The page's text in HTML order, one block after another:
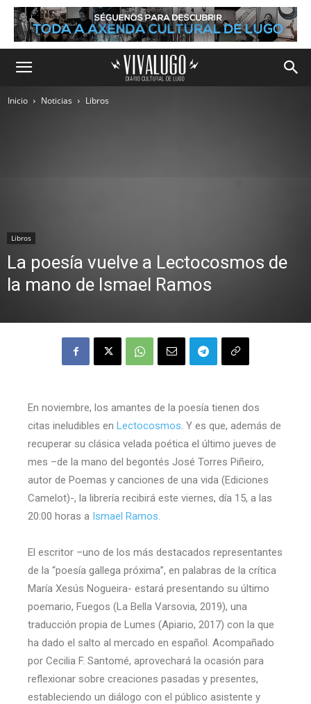
Inicio Noticias Libros
Libros
La poesía vuelve a Lectocosmos de
la mano de Ismael Ramos
En noviembre, los amantes de la poesía tienen dos
citas ineludibles en Lectocosmos. Y es que, además de
recuperar su clásica velada poética el último jueves de
mes –de la mano del begontés José Torres Piñeiro,
autor de Poemas y canciones de una vida (Ediciones
Camelot)-, la librería recibirá este viernes, día 15, a las
20:00 horas a Ismael Ramos.
El escritor –uno de los más destacados representantes
de la “poesía gallega próxima”, en palabras de la crítica
María Xesús Nogueira- estará presentando su último
poemario, Fuegos (La Bella Varsovia, 2019), una
traducción propia de Lumes (Apiario, 2017) con la que
ha dado el salto al mercado en español. Acompañado
por Cecilia F. Santomé, aprovechará la ocasión para
reflexionar sobre creaciones pasadas y presentes,
estableciendo un diálogo con el público asistente y